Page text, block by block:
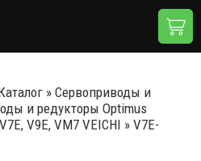
» Сервоприводы и
и редукторы Optimus
V9E, VM7 VEICHI » V7E-